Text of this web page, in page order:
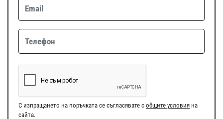
С изпращането на поръчката се съгласявате с общите условия на
сайта.